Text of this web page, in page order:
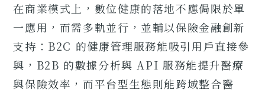
在商業模式上，數位健康的落地不應侷限於單
一應用，而需多軌並行，並輔以保險金融創新
支持：B2C 的健康管理服務能吸引用戶直接參
與，B2B 的數據分析與 API 服務能提升醫療
與保險效率，而平台型生態則能跨域整合醫